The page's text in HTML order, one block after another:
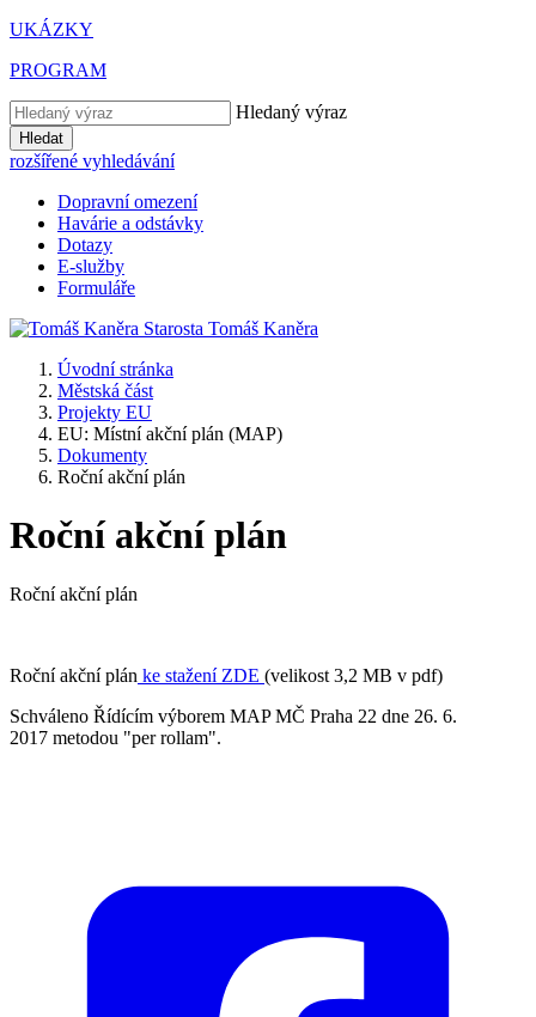
UKÁZKY
PROGRAM
Hledaný výraz
Hledat
rozšířené vyhledávání
Dopravní omezení
Havárie a odstávky
Dotazy
E-služby
Formuláře
Starosta Tomáš Kaněra
Úvodní stránka
Městská část
Projekty EU
EU: Místní akční plán (MAP)
Dokumenty
Roční akční plán
Roční akční plán
Roční akční plán
Roční akční plán ke stažení ZDE (velikost 3,2 MB v pdf)
Schváleno Řídícím výborem MAP MČ Praha 22 dne 26. 6.
2017 metodou "per rollam".